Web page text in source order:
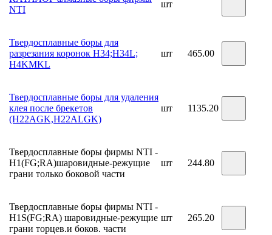
NTI
шт
Твердосплавные боры для
разрезания коронок Н34;Н34L;
H4KMKL
шт 465.00
Твердосплавные боры для удаления
клея после брекетов
(H22AGK,H22ALGK)
шт 1135.20
Твердосплавные боры фирмы NTI -
H1(FG;RA)шаровидные-режущие
грани только боковой части
шт 244.80
Твердосплавные боры фирмы NTI -
H1S(FG;RA) шаровидные-режущие
грани торцев.и боков. части
шт 265.20